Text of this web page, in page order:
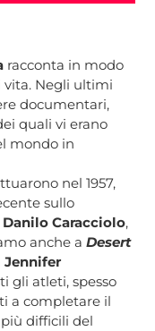
racconta in modo
vita. Negli ultimi
documentari,
quali vi erano
mondo in
nel 1957,
sullo
Danilo Caracciolo,
anche aDesert
Jennifer
gli atleti, spesso
a completare il
difficili del